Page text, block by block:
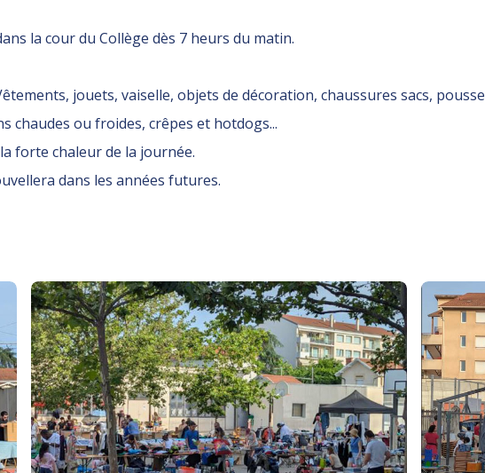
la cour du Collège dès 7 heurs du matin.
jouets, vaiselle, objets de décoration, chaussures sacs,
chaudes ou froides, crêpes et hotdogs...
forte chaleur de la journée.
dans les années futures.